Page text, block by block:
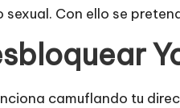
sexual. Con ello se
camuflando tu